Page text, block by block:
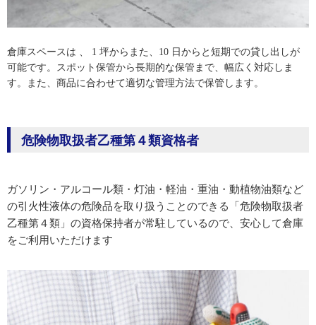
倉庫スペースは 、 1 坪からまた、10 日からと短期での貸し出しが
可能です。スポット保管から長期的な保管まで、幅広く対応しま
す。また、商品に合わせて適切な管理方法で保管します。
危険物取扱者乙種第４類資格者
ガソリン・アルコール類・灯油・軽油・重油・動植物油類など
の引火性液体の危険品を取り扱うことのできる「危険物取扱者
乙種第４類」の資格保持者が常駐しているので、安心して倉庫
をご利用いただけます